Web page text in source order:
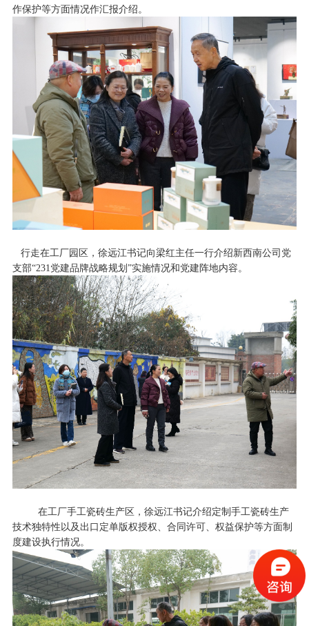
作保护等方面情况作汇报介绍。
行走在工厂园区，徐远江书记向梁红主任一行介绍新西南公司党
支部“231 党建品牌战略规划 ”实施情况和党建阵地内容。
在工厂手工瓷砖生产区，徐远江书记介绍定制手工瓷砖生产
技术独特性以及出口定单版权授权、合同许可、权益保护等方面制
度建设执行情况。